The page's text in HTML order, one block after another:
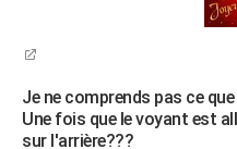
Je ne comprends pas ce
Une fois que le voyant est
sur l'arrière???